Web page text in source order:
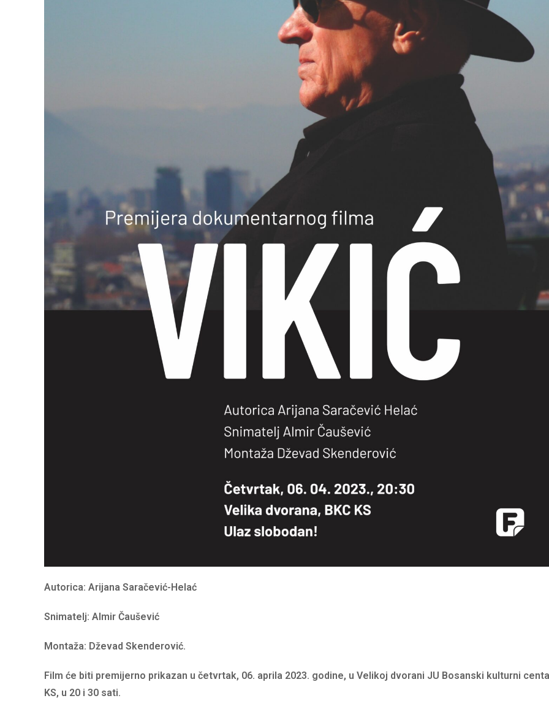
Autorica: Arijana Saračević-Helać
Snimatelj: Almir Čaušević
Montaža: Dževad Skenderović.
Film će biti premijerno prikazan u četvrtak, 06. aprila 2023. godine, u Velikoj dvorani JU Bosanski kulturni
KS, u 20 i 30 sati.